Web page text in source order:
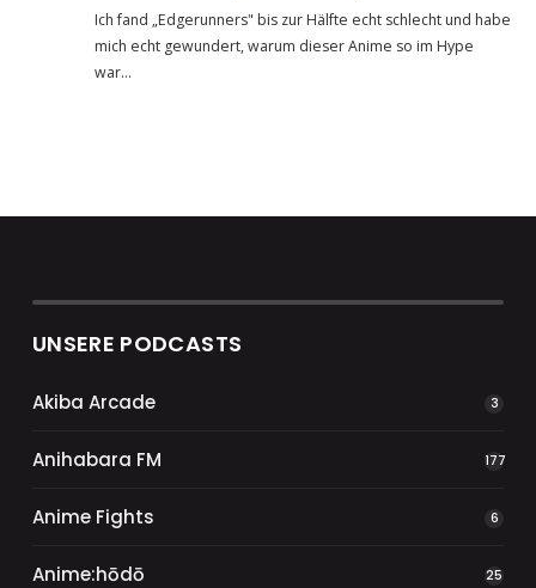
Ich fand „Edgerunners" bis zur Hälfte echt schlecht und habe
mich echt gewundert, warum dieser Anime so im Hype
war…
UNSERE PODCASTS
Akiba Arcade 3
Anihabara FM 177
Anime Fights 6
Anime:hōdō 25